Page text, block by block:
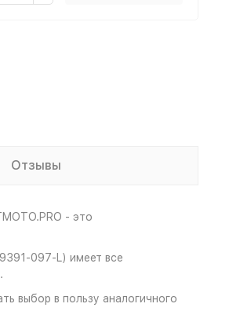
Отзывы
- это
097-L) имеет все
выбор в пользу аналогичного